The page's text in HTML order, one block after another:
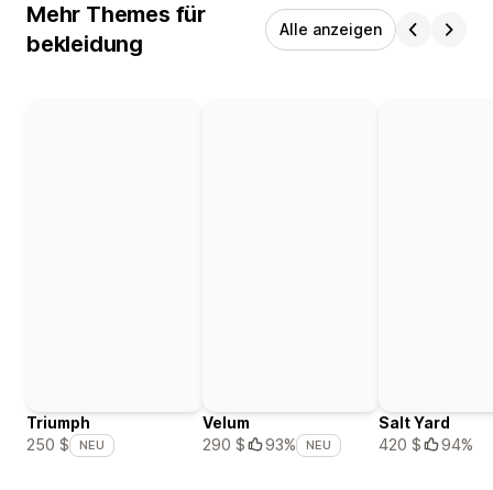
Mehr Themes für
bekleidung
Alle anzeigen
Triumph
250 $
NEU
Velum
290 $
93% NEU
Salt Yard
420 $
94%